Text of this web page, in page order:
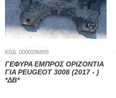
ΚΩΔ. 0000296855
ΓΕΦΥΡΑ ΕΜΠΡΟΣ ΟΡΙΖΟΝΤΙΑ
ΓΙΑ PEUGEOT 3008 (2017 - )
*ΔΒ*